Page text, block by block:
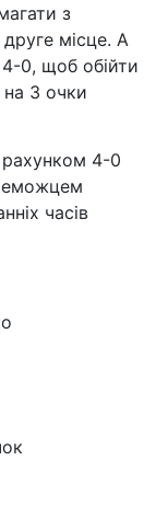
з
місце. А
0, щоб обійти
3 очки
рахунком 4-0
часів